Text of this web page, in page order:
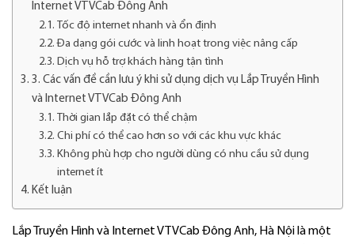
Internet VTVCab Đông Anh
Tốc độ internet nhanh và ổn định
Đa dạng gói cước và linh hoạt trong việc nâng cấp
Dịch vụ hỗ trợ khách hàng tận tình
3. Các vấn đề cần lưu ý khi sử dụng dịch vụ Lắp Truyền Hình
và Internet VTVCab Đông Anh
Thời gian lắp đặt có thể chậm
Chi phí có thể cao hơn so với các khu vực khác
Không phù hợp cho người dùng có nhu cầu sử dụng
internet ít
Kết luận
Lắp Truyền Hình và Internet VTVCab Đông Anh, Hà Nội là một